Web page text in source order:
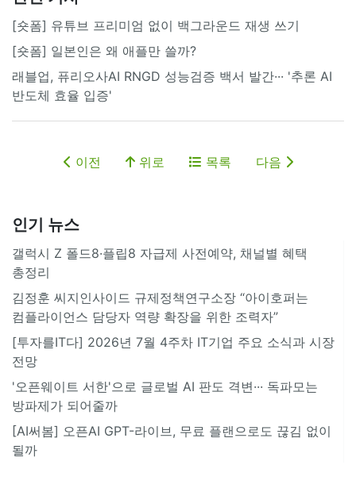
[숏폼] 유튜브 프리미엄 없이 백그라운드 재생 쓰기
[숏폼] 일본인은 왜 애플만 쓸까?
래블업, 퓨리오사AI RNGD 성능검증 백서 발간··· '추론 AI
반도체 효율 입증'
이전 위로 목록 다음
인기 뉴스
갤럭시 Z 폴드8·플립8 자급제 사전예약, 채널별 혜택
총정리
김정훈 씨지인사이드 규제정책연구소장 “아이호퍼는
컴플라이언스 담당자 역량 확장을 위한 조력자”
[투자를IT다] 2026년 7월 4주차 IT기업 주요 소식과 시장
전망
'오픈웨이트 서한'으로 글로벌 AI 판도 격변··· 독파모는
방파제가 되어줄까
[AI써봄] 오픈AI GPT-라이브, 무료 플랜으로도 끊김 없이
될까